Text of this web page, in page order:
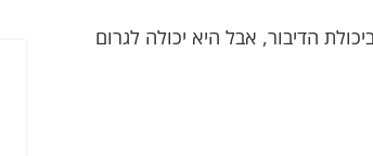
הדיבור, אבל היא יכולה לגרום